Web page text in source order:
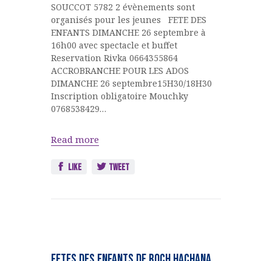
SOUCCOT 5782 2 évènements sont
organisés pour les jeunes FETE DES
ENFANTS DIMANCHE 26 septembre à
16h00 avec spectacle et buffet
Reservation Rivka 0664355864
ACCROBRANCHE POUR LES ADOS
DIMANCHE 26 septembre15H30/18H30
Inscription obligatoire Mouchky
0768538429…
Read more
Like Tweet